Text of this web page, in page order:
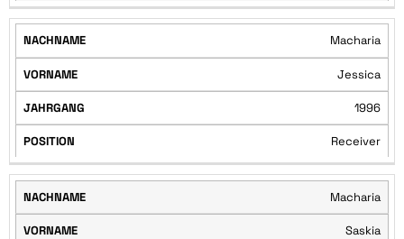
Macharia
Jessica
1996
Receiver
Macharia
Saskia